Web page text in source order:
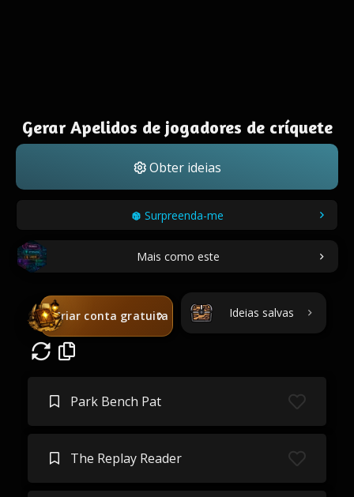
Gerar Apelidos de jogadores de críquete
Obter ideias
Surpreenda-me
Mais como este
Criar conta gratuita Ideias salvas
Park Bench Pat
The Replay Reader